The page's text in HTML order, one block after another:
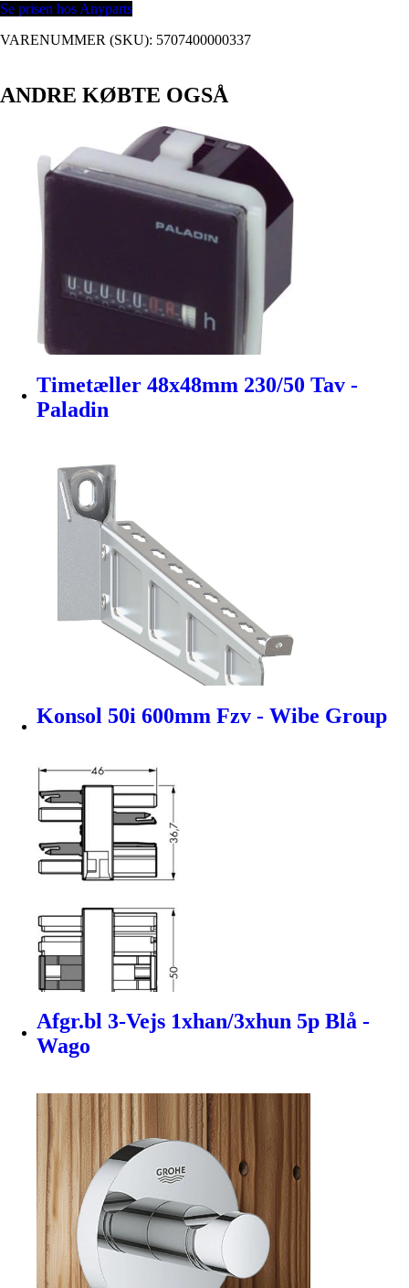
Se prisen hos Anyparts
VARENUMMER (SKU): 5707400000337
ANDRE KØBTE OGSÅ
Timetæller 48x48mm 230/50 Tav -
Paladin
Konsol 50i 600mm Fzv - Wibe Group
Afgr.bl 3-Vejs 1xhan/3xhun 5p Blå -
Wago